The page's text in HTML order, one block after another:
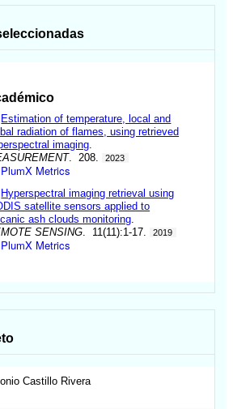
Estimation of temperature, local and
radiation of flames, using retrieved
imaging
. 208. 2023
PlumX Metrics
Hyperspectral imaging retrieval using
satellite sensors applied to
ash clouds monitoring
SENSING . 11(11):1-17. 2019
PlumX Metrics
Castillo Rivera